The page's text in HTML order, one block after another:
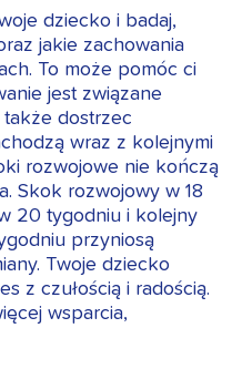
dziecko i badaj,
jakie zachowania
To może pomóc ci
jest związane
dostrzec
wraz z kolejnymi
rozwojowe nie kończą
Skok rozwojowy w 18
20 tygodniu i kolejny
przyniosą
Twoje dziecko
z czułością i radością.
wsparcia,